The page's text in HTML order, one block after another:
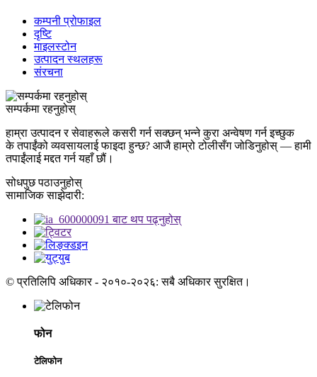
कम्पनी प्रोफाइल
दृष्टि
माइलस्टोन
उत्पादन स्थलहरू
संरचना
सम्पर्कमा रहनुहोस्
हाम्रा उत्पादन र सेवाहरूले कसरी गर्न सक्छन् भन्ने कुरा अन्वेषण गर्न इच्छुक
के तपाईंको व्यवसायलाई फाइदा हुन्छ? आजै हाम्रो टोलीसँग जोडिनुहोस् — हामी
तपाईंलाई मद्दत गर्न यहाँ छौं।
सोधपुछ पठाउनुहोस्
सामाजिक साझेदारी:
© प्रतिलिपि अधिकार - २०१०-२०२६: सबै अधिकार सुरक्षित।
फोन
टेलिफोन